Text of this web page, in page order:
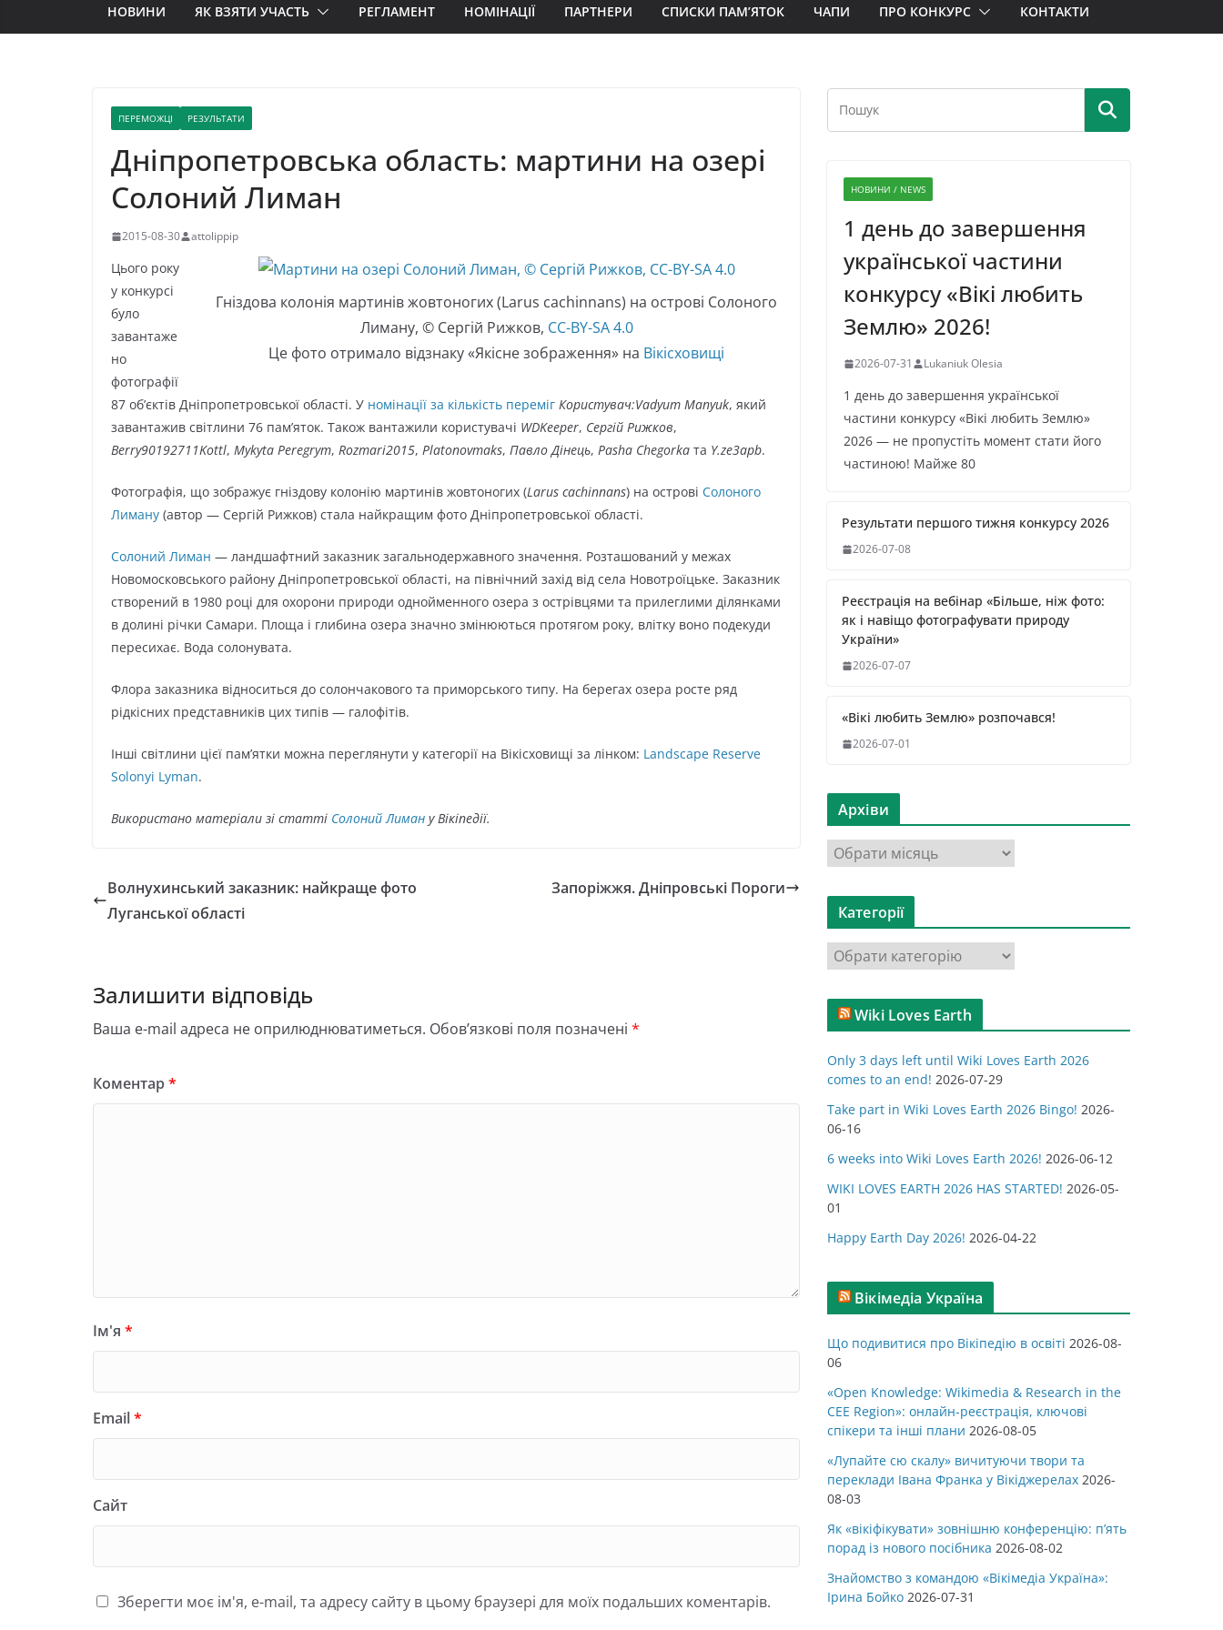
НОВИНИ ЯК ВЗЯТИ УЧАСТЬ РЕГЛАМЕНТ НОМІНАЦІЇ ПАРТНЕРИ СПИСКИ ПАМ’ЯТОК ЧАПИ ПРО КОНКУРС КОНТАКТИ
ПЕРЕМОЖЦІ РЕЗУЛЬТАТИ
Дніпропетровська область: мартини на озері
Солоний Лиман
2015-08-30 attolippip
Гніздова колонія мартинів жовтоногих (Larus cachinnans) на острові Солоного
Лиману, © Сергій Рижков, CC-BY-SA 4.0
Це фото отримало відзнаку «Якісне зображення» на Вікісховищі
Цього року
у конкурсі
було
завантаже
но
фотографії
87 об’єктів Дніпропетровської області. У номінації за кількість переміг Користувач:Vadyum Manyuk, який
завантажив світлини 76 пам’яток. Також вантажили користувачі WDKeeper, Сергій Рижков,
Berry90192711Kottl, Mykyta Peregrym, Rozmari2015, Platonovmaks, Павло Дінець, Pasha Chegorka та Y.ze3apb.
Фотографія, що зображує гніздову колонію мартинів жовтоногих (Larus cachinnans) на острові Солоного
Лиману (автор — Сергій Рижков) стала найкращим фото Дніпропетровської області.
Солоний Лиман — ландшафтний заказник загальнодержавного значення. Розташований у межах
Новомосковського району Дніпропетровської області, на північний захід від села Новотроїцьке. Заказник
створений в 1980 році для охорони природи однойменного озера з острівцями та прилеглими ділянками
в долині річки Самари. Площа і глибина озера значно змінюються протягом року, влітку воно подекуди
пересихає. Вода солонувата.
Флора заказника відноситься до солончакового та приморського типу. На берегах озера росте ряд
рідкісних представників цих типів — галофітів.
Інші світлини цієї пам’ятки можна переглянути у категорії на Вікісховищі за лінком: Landscape Reserve
Solonyi Lyman.
Використано матеріали зі статті Солоний Лиман у Вікіпедії.
Волнухинський заказник: найкраще фото
Луганської області
Запоріжжя. Дніпровські Пороги
Залишити відповідь
Ваша e-mail адреса не оприлюднюватиметься. Обов’язкові поля позначені *
Коментар*
Ім'я *
Email*
Сайт
Зберегти моє ім'я, e-mail, та адресу сайту в цьому браузері для моїх подальших коментарів.
НОВИНИ / NEWS
1 день до завершення
української частини
конкурсу «Вікі любить
Землю» 2026!
2026-07-31 Lukaniuk Olesia
1 день до завершення української
частини конкурсу «Вікі любить Землю»
2026 — не пропустіть момент стати його
частиною! Майже 80
Результати першого тижня конкурсу 2026
2026-07-08
Реєстрація на вебінар «Більше, ніж фото:
як і навіщо фотографувати природу
України»
2026-07-07
«Вікі любить Землю» розпочався!
2026-07-01
Архіви
р
х
в
Категорії
а
т
о
р
і
ї
Wiki Loves Earth
Only 3 days left until Wiki Loves Earth 2026
comes to an end! 2026-07-29
Take part in Wiki Loves Earth 2026 Bingo! 2026-
06-16
6 weeks into Wiki Loves Earth 2026! 2026-06-12
WIKI LOVES EARTH 2026 HAS STARTED! 2026-05-
01
Happy Earth Day 2026! 2026-04-22
Вікімедіа Україна
Що подивитися про Вікіпедію в освіті 2026-08-
06
«Open Knowledge: Wikimedia & Research in the
CEE Region»: онлайн-реєстрація, ключові
спікери та інші плани 2026-08-05
«Лупайте сю скалу» вичитуючи твори та
переклади Івана Франка у Вікіджерелах 2026-
08-03
Як «вікіфікувати» зовнішню конференцію: п’ять
порад із нового посібника 2026-08-02
Знайомство з командою «Вікімедіа Україна»:
Ірина Бойко 2026-07-31